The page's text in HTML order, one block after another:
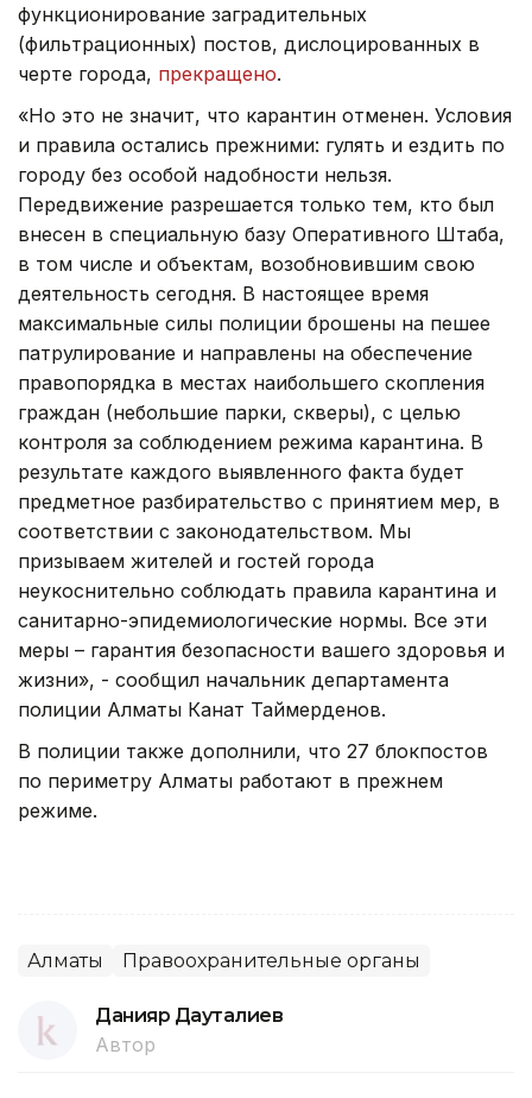
функционирование заградительных
(фильтрационных) постов, дислоцированных в
черте города, прекращено.
«Но это не значит, что карантин отменен. Условия
и правила остались прежними: гулять и ездить по
городу без особой надобности нельзя.
Передвижение разрешается только тем, кто был
внесен в специальную базу Оперативного Штаба,
в том числе и объектам, возобновившим свою
деятельность сегодня. В настоящее время
максимальные силы полиции брошены на пешее
патрулирование и направлены на обеспечение
правопорядка в местах наибольшего скопления
граждан (небольшие парки, скверы), с целью
контроля за соблюдением режима карантина. В
результате каждого выявленного факта будет
предметное разбирательство с принятием мер, в
соответствии с законодательством. Мы
призываем жителей и гостей города
неукоснительно соблюдать правила карантина и
санитарно-эпидемиологические нормы. Все эти
меры – гарантия безопасности вашего здоровья и
жизни», - сообщил начальник департамента
полиции Алматы Канат Таймерденов.
В полиции также дополнили, что 27 блокпостов
по периметру Алматы работают в прежнем
режиме.
Алматы Правоохранительные органы
Данияр Дауталиев
Автор